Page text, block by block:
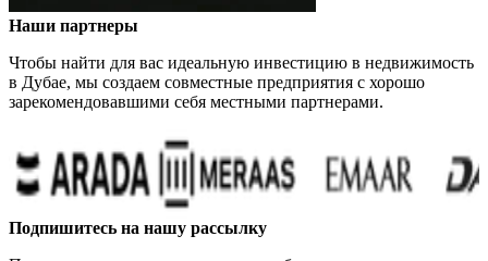
Наши партнеры
Чтобы найти для вас идеальную инвестицию в недвижимость
в Дубае, мы создаем совместные предприятия с хорошо
зарекомендовавшими себя местными партнерами.
…
Подпишитесь на нашу рассылку